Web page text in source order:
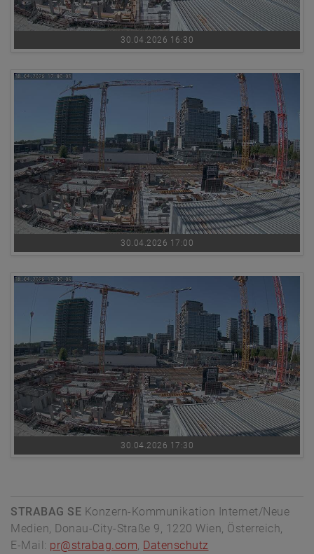
30.04.2026 16:30
30.04.2026 17:00
30.04.2026 17:30
STRABAG SE Konzern-Kommunikation Internet/Neue
Medien, Donau-City-Straße 9, 1220 Wien, Österreich,
E-Mail: pr@strabag.com, Datenschutz